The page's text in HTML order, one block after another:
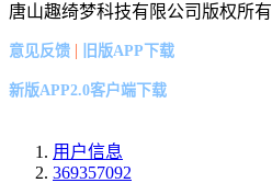
唐山趣绮梦科技有限公司版权所有
意见反馈 | 旧版APP下载
新版APP2.0客户端下载
用户信息
369357092